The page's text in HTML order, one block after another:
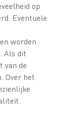
op
Eventuele
worden
Als dit
van de
Over het